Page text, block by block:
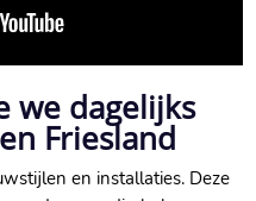
we dagelijks
Friesland
en installaties.​ Deze